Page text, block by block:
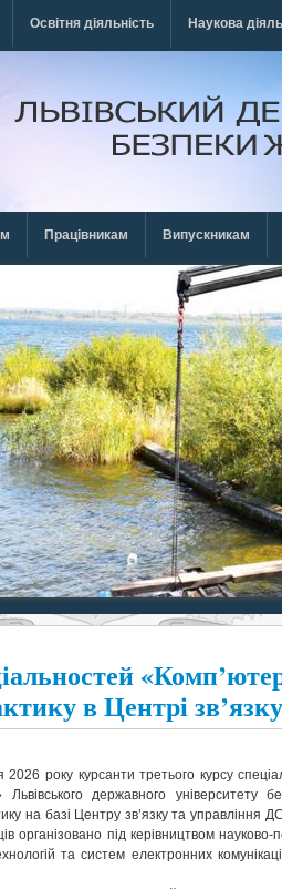
Освітня діяльність Наукова
Працівникам Випускникам
в Центрі
року курсанти третього курсу
державного університету
на базі Центру зв’язку та управління
організовано під керівництвом науково-
та систем електронних